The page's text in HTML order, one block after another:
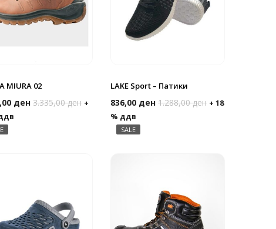
MIURA 02
ден 3.335,00ден +
LAKE Sport – Патики
836,00 ден 1.288,00ден + 18
% ддв
SALE